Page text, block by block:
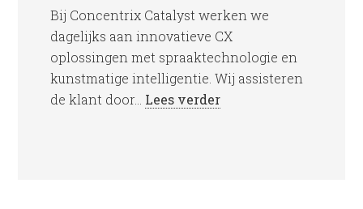
Bij Concentrix Catalyst werken we
dagelijks aan innovatieve CX
oplossingen met spraaktechnologie en
kunstmatige intelligentie. Wij assisteren
de klant door... Lees verder